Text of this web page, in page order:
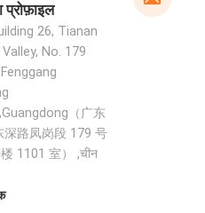
प्रोफ़ाइल
26, Tianan
No. 179
（广东
深路凤岗段 179 号
1101 室） ,चीन